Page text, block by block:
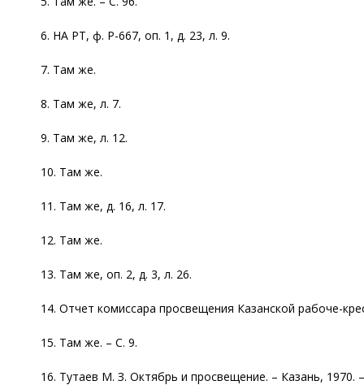
6. НА РТ, ф. Р-667, оп. 1, д. 23, л. 9.
7. Там же.
8. Там же, л. 7.
9. Там же, л. 12.
10. Там же.
11. Там же, д. 16, л. 17.
12. Там же.
13. Там же, оп. 2, д. 3, л. 26.
14. Отчет комиссара просвещения Казанской рабоче-
15. Там же. – С. 9.
16. Тутаев М. З. Октябрь и просвещение. – Казань, 1970.